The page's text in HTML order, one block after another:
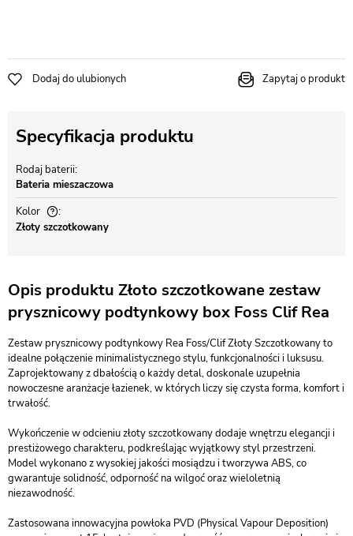
Dodaj do ulubionych Zapytaj o produkt
Specyfikacja produktu
Rodaj baterii
Bateria mieszaczowa
Kolor
Złoty szczotkowany
Opis produktu Złoto szczotkowane zestaw
prysznicowy podtynkowy box Foss Clif Rea
Zestaw prysznicowy podtynkowy Rea Foss/Clif Złoty Szczotkowany to
idealne połączenie minimalistycznego stylu, funkcjonalności i luksusu.
Zaprojektowany z dbałością o każdy detal, doskonale uzupełnia
nowoczesne aranżacje łazienek, w których liczy się czysta forma, komfort i
trwałość.
Wykończenie w odcieniu złoty szczotkowany dodaje wnętrzu elegancji i
prestiżowego charakteru, podkreślając wyjątkowy styl przestrzeni.
Model wykonano z wysokiej jakości mosiądzu i tworzywa ABS, co
gwarantuje solidność, odporność na wilgoć oraz wieloletnią
niezawodność.
Zastosowana innowacyjna powłoka PVD (Physical Vapour Deposition)